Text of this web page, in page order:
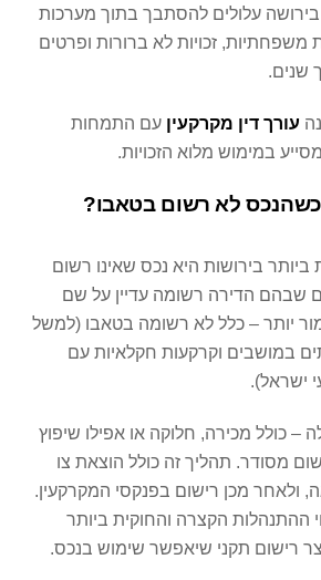
בירושה עלולים להסתבך בתוך מערכות
משפחתיות, זכויות לא ברורות ופרטים
שנים.
עורך דין מקרקעין עם התמחות
במימוש מלוא הזכויות.
לא רשום בטאבו?
בירושות היא נכס שאינו רשום
שבהם הדירה רשומה עדיין על שם
יותר – כלל לא רשומה בטאבו (למשל
במושבים וקרקעות חקלאיות עם
ישראל).
– כולל מכירה, חלוקה או אפילו שיפוץ
מסודר. תהליך זה כולל הוצאת צו
ולאחר מכן רישום בפנקסי המקרקעין.
ההתנהלות הקצרה והחוקית ביותר
רישום תקני שיאפשר שימוש בנכס.